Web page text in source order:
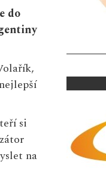
do
si
na